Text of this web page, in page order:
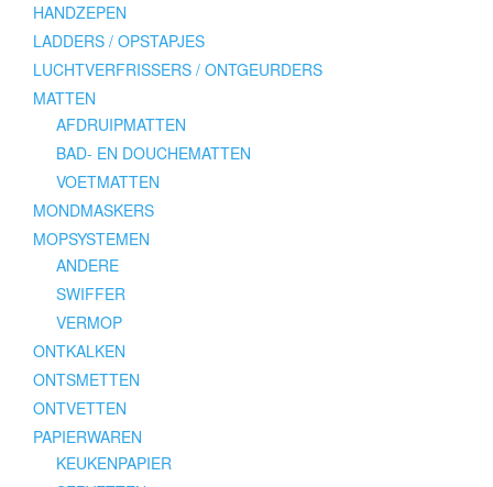
HANDZEPEN
LADDERS / OPSTAPJES
LUCHTVERFRISSERS / ONTGEURDERS
MATTEN
AFDRUIPMATTEN
BAD- EN DOUCHEMATTEN
VOETMATTEN
MONDMASKERS
MOPSYSTEMEN
ANDERE
SWIFFER
VERMOP
ONTKALKEN
ONTSMETTEN
ONTVETTEN
PAPIERWAREN
KEUKENPAPIER